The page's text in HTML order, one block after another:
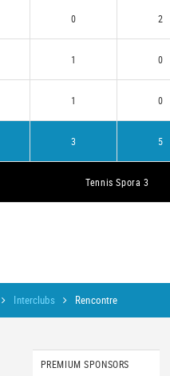
0 2
1 0
1 0
3 5
Tennis Spora 3
Interclubs Rencontre
PREMIUM SPONSORS